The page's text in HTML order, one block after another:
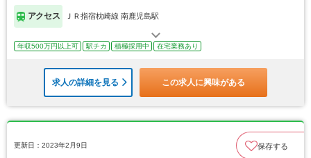
アクセス ＪＲ指宿枕崎線 南鹿児島駅
年収500万円以上可 駅チカ 積極採用中 在宅業務あり
求人の詳細を見る この求人に興味がある
更新日：2023年2月9日 保存する